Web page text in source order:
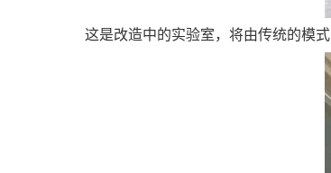
这是改造中的实验室，将由传统的模